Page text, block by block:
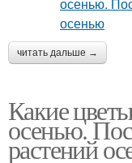
читать дальше →
Какие
осенью.
растений